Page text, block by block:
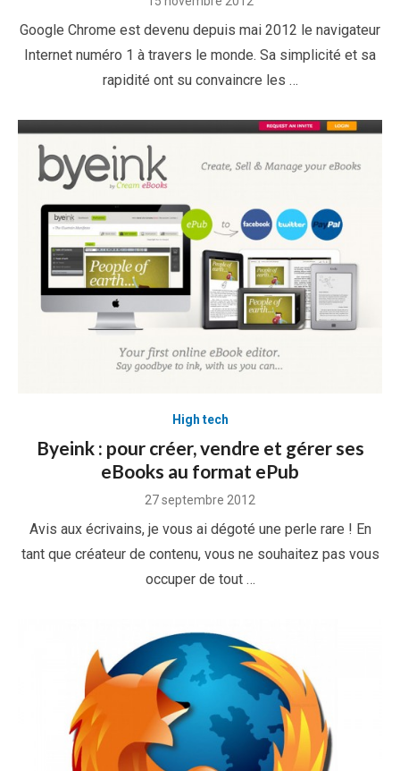
Google Chrome est devenu depuis mai 2012 le navigateur
Internet numéro 1 à travers le monde. Sa simplicité et sa
rapidité ont su convaincre les …
High tech
Byeink : pour créer, vendre et gérer ses
eBooks au format ePub
Posted
27 septembre 2012
Avis aux écrivains, je vous ai dégoté une perle rare ! En
tant que créateur de contenu, vous ne souhaitez pas vous
occuper de tout …